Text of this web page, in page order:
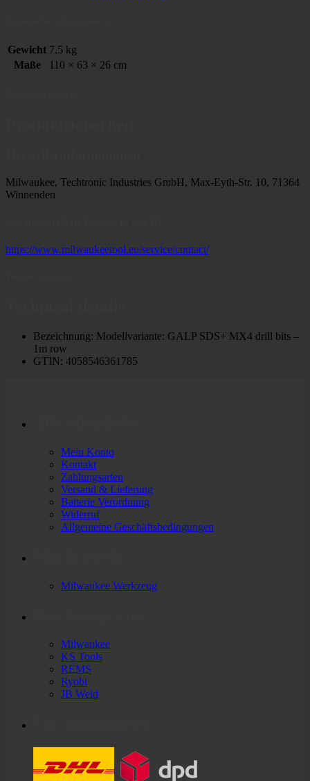
Gewicht 7,5 kg
Maße
110 × 63 × 26 cm
Milwaukee, Techtronic Industries GmbH, Max-Eyth-Str. 10, 71364
Winnenden
https://www.milwaukeetool.eu/service/contact/
Bezeichnung: Modellvariante: GALP SDS+ MX4 drill bits –
1m row
GTIN: 4058546361785
Mein Konto
Kontakt
Zahlungsarten
Versand & Lieferung
Batterie Verordnung
Widerruf
Allgemeine Geschäftsbedingungen
Milwaukee Werkzeug
Milwaukee
KS Tools
REMS
Ryobi
JB Weld